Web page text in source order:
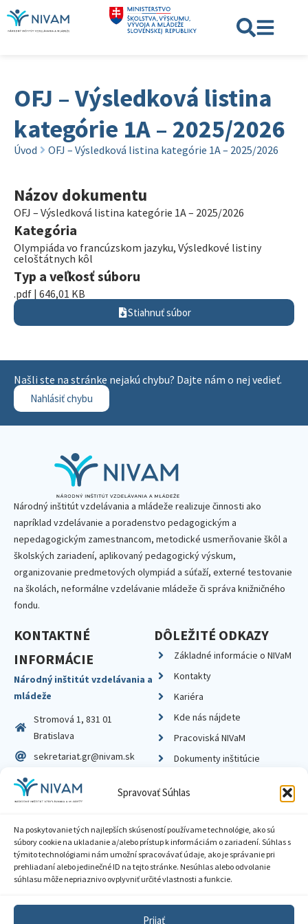
Spravovať Súhlas
Na poskytovanie tých najlepších skúseností používame technológie, ako sú
súbory cookie na ukladanie a/alebo prístup k informáciám o zariadení. Súhlas s
týmito technológiami nám umožní spracovávať údaje, ako je správanie pri
prehliadaní alebo jedinečné ID na tejto stránke. Nesúhlas alebo odvolanie
súhlasu môže nepriaznivo ovplyvniť určité vlastnosti a funkcie.
Prijať
OFJ – Výsledková listina
kategórie 1A – 2025/2026
Úvod OFJ – Výsledková listina kategórie 1A – 2025/2026
Názov dokumentu
OFJ – Výsledková listina kategórie 1A – 2025/2026
Kategória
Olympiáda vo francúzskom jazyku, Výsledkové listiny
celoštátnych kôl
Typ a veľkosť súboru
.pdf | 646,01 KB
Stiahnuť súbor
Našli ste na stránke nejakú chybu? Dajte nám o nej vedieť.
Nahlásiť chybu
Národný inštitút vzdelávania a mládeže realizuje činnosti ako
napríklad vzdelávanie a poradenstvo pedagogickým a
nepedagogickým zamestnancom, metodické usmerňovanie škôl a
školských zariadení, aplikovaný pedagogický výskum,
organizovanie predmetových olympiád a súťaží, externé testovanie
na školách, neformálne vzdelávanie mládeže či správa knižničného
fondu.
KONTAKTNÉ
INFORMÁCIE
Národný inštitút vzdelávania a
mládeže
Stromová 1, 831 01
Bratislava
sekretariat.gr@nivam.sk
IČO: 00164348
DIČ: 2020798714
DÔLEŽITÉ ODKAZY
Základné informácie o NIVaM
Kontakty
Kariéra
Kde nás nájdete
Pracoviská NIVaM
Dokumenty inštitúcie
Zásady ochrany súkromia